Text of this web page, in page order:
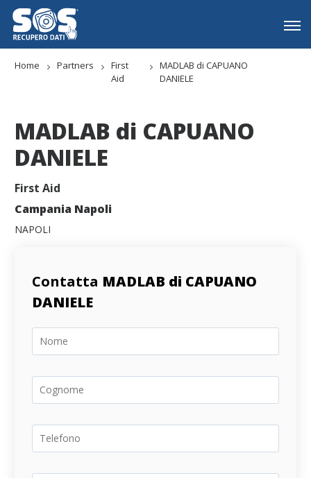
Home Partners
First
Aid
MADLAB di CAPUANO
DANIELE
MADLAB di CAPUANO
DANIELE
First Aid
Campania Napoli
NAPOLI
Contatta MADLAB di CAPUANO
DANIELE